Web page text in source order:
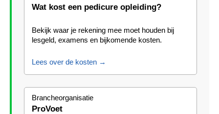
Wat kost een pedicure opleiding?
Bekijk waar je rekening mee moet houden bij
lesgeld, examens en bijkomende kosten.
Lees over de kosten →
Brancheorganisatie
ProVoet